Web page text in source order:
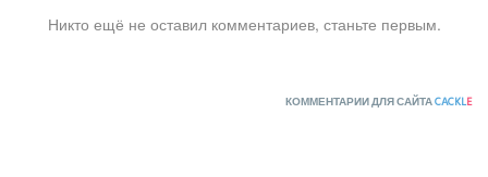
Никто ещё не оставил комментариев, станьте первым.
КОММЕНТАРИИ ДЛЯ САЙТАCACKLE